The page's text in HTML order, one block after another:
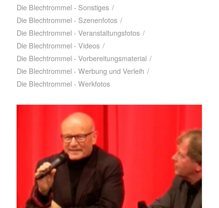
Die Blechtrommel - Sonstiges /
Die Blechtrommel - Szenenfotos /
Die Blechtrommel - Veranstaltungsfotos /
Die Blechtrommel - Videos /
Die Blechtrommel - Vorbereitungsmaterial /
Die Blechtrommel - Werbung und Verleih /
Die Blechtrommel - Werkfotos